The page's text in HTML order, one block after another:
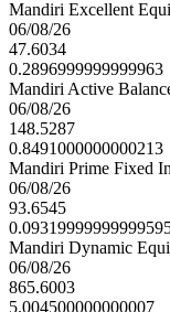
Mandiri Excellent
06/08/26
47.6034
0.2896999999999963
Mandiri Active
06/08/26
148.5287
0.8491000000000213
Mandiri Prime Fixed
06/08/26
93.6545
Mandiri Dynamic
06/08/26
865.6003
5.004500000000007